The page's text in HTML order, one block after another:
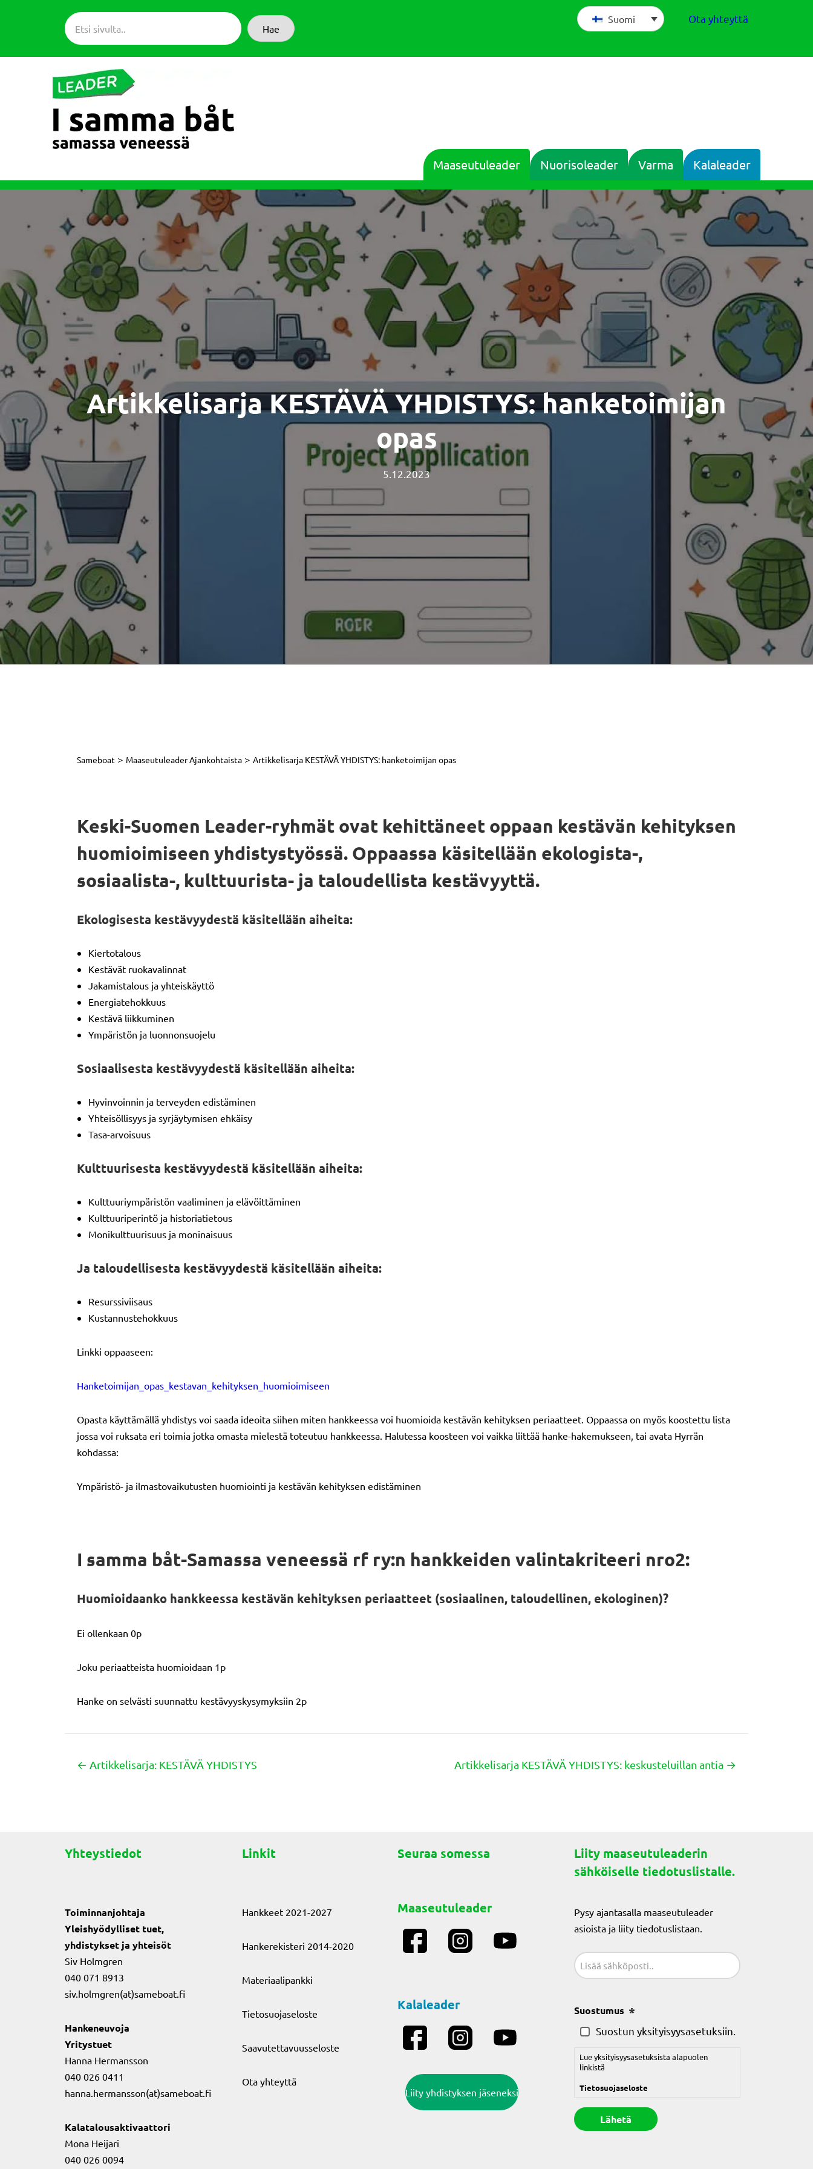
Hae
Ota yhteyttä
Suomi
Maaseutuleader Nuorisoleader Varma Kalaleader
Artikkelisarja KESTÄVÄ YHDISTYS: hanketoimijan
opas
5.12.2023
Sameboat > Maaseutuleader Ajankohtaista > Artikkelisarja KESTÄVÄ YHDISTYS: hanketoimijan opas
Keski-Suomen Leader-ryhmät ovat kehittäneet oppaan kestävän kehityksen
huomioimiseen yhdistystyössä. Oppaassa käsitellään ekologista-,
sosiaalista-, kulttuurista- ja taloudellista kestävyyttä.
Ekologisesta kestävyydestä käsitellään aiheita:
Kiertotalous
Kestävät ruokavalinnat
Jakamistalous ja yhteiskäyttö
Energiatehokkuus
Kestävä liikkuminen
Ympäristön ja luonnonsuojelu
Sosiaalisesta kestävyydestä käsitellään aiheita:
Hyvinvoinnin ja terveyden edistäminen
Yhteisöllisyys ja syrjäytymisen ehkäisy
Tasa-arvoisuus
Kulttuurisesta kestävyydestä käsitellään aiheita:
Kulttuuriympäristön vaaliminen ja elävöittäminen
Kulttuuriperintö ja historiatietous
Monikulttuurisuus ja moninaisuus
Ja taloudellisesta kestävyydestä käsitellään aiheita:
Resurssiviisaus
Kustannustehokkuus
Linkki oppaaseen:
Hanketoimijan_opas_kestavan_kehityksen_huomioimiseen
Opasta käyttämällä yhdistys voi saada ideoita siihen miten hankkeessa voi huomioida kestävän kehityksen periaatteet. Oppaassa on myös koostettu lista
jossa voi ruksata eri toimia jotka omasta mielestä toteutuu hankkeessa. Halutessa koosteen voi vaikka liittää hanke-hakemukseen, tai avata Hyrrän
kohdassa:
Ympäristö- ja ilmastovaikutusten huomiointi ja kestävän kehityksen edistäminen
I samma båt-Samassa veneessä rf ry:n hankkeiden valintakriteeri nro2:
Huomioidaanko hankkeessa kestävän kehityksen periaatteet (sosiaalinen, taloudellinen, ekologinen)?
Ei ollenkaan 0p
Joku periaatteista huomioidaan 1p
Hanke on selvästi suunnattu kestävyyskysymyksiin 2p
Posts
← Artikkelisarja: KESTÄVÄ YHDISTYS Artikkelisarja KESTÄVÄ YHDISTYS: keskusteluillan antia →
Yhteystiedot
Toiminnanjohtaja
Yleishyödylliset tuet,
yhdistykset ja yhteisöt
Siv Holmgren
040 071 8913
siv.holmgren(at)sameboat.fi
Hankeneuvoja
Yritystuet
Hanna Hermansson
040 026 0411
hanna.hermansson(at)sameboat.fi
Kalatalousaktivaattori
Mona Heijari
040 026 0094
Linkit
Hankkeet 2021-2027
Hankerekisteri 2014-2020
Materiaalipankki
Tietosuojaseloste
Saavutettavuusseloste
Ota yhteyttä
Seuraa somessa
Maaseutuleader
Kalaleader
Liity yhdistyksen jäseneksi
Liity maaseutuleaderin
sähköiselle tiedotuslistalle.
Pysy ajantasalla maaseutuleader
asioista ja liity tiedotuslistaan.
Sähköposti
Suostumus
Suostun yksityisyysasetuksiin.
Lue yksityisyysasetuksista alapuolen
linkistä
Tietosuojaseloste